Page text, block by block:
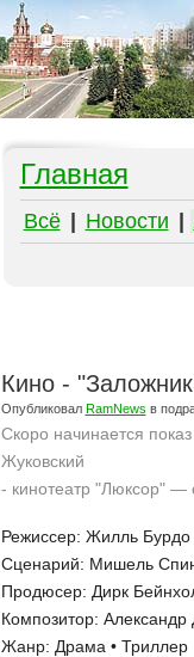
Главная
Всё Новости
Кино -
Опубликовал RamNews в
Скоро начинается
Жуковский
- кинотеатр "Люксор" —
Режиссер: Жилль Бурдо
Сценарий: Мишель
Продюсер: Дирк
Композитор: Александр
Жанр: Драма • Триллер